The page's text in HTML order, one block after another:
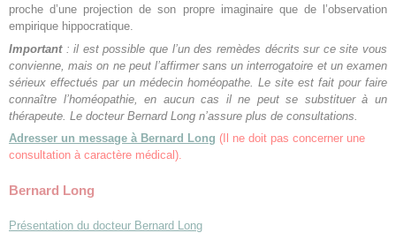
proche d’une projection de son propre imaginaire que de l’observation
empirique hippocratique.
Important: il est possible que l’un des remèdes décrits sur ce site vous
convienne, mais on ne peut l’affirmer sans un interrogatoire et un examen
sérieux effectués par un médecin homéopathe. Le site est fait pour faire
connaître l’homéopathie, en aucun cas il ne peut se substituer à un
thérapeute. Le docteur Bernard Long n’assure plus de consultations.
Adresser un message à Bernard Long (Il ne doit pas concerner une
consultation à caractère médical).
Bernard Long
Présentation du docteur Bernard Long